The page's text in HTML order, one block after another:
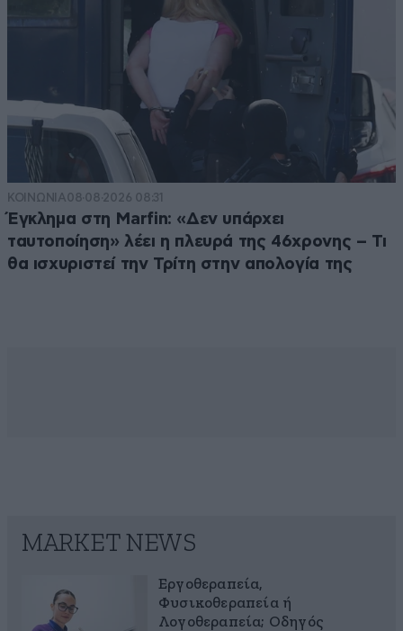
ΚΟΙΝΩΝΙΑ08·08·2026 08:31
Έγκλημα στη Marfin: «Δεν υπάρχει
ταυτοποίηση» λέει η πλευρά της 46χρονης – Τι
θα ισχυριστεί την Τρίτη στην απολογία της
MARKET NEWS
Εργοθεραπεία,
Φυσικοθεραπεία ή
Λογοθεραπεία; Οδηγός